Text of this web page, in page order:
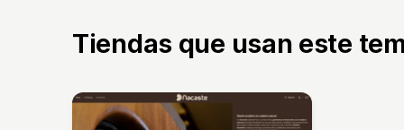
Tiendas que usan este